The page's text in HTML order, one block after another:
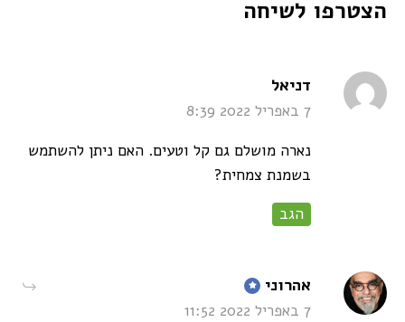
הצטרפו לשיחה
דניאל
7 באפריל 2022 8:39
נארה מושלם גם קל וטעים. האם ניתן להשתמש
בשמנת צמחית?
הגב
אהרוני says:
7 באפריל 2022 11:52